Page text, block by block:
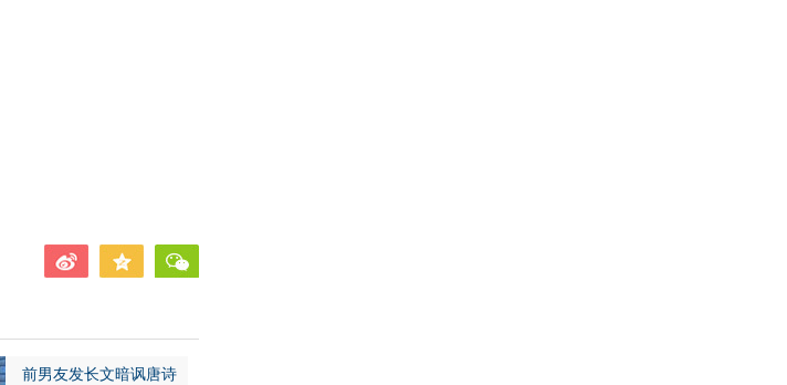
前男友发长文暗讽唐诗